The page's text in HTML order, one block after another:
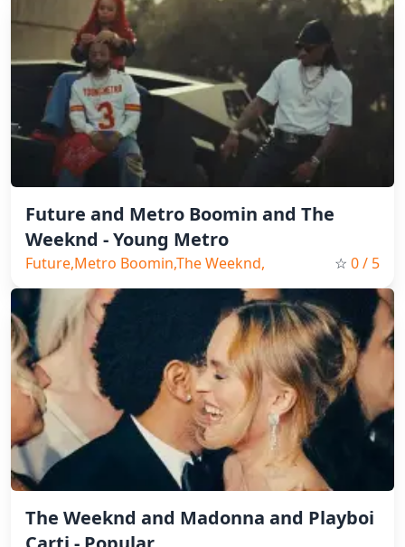
Future and Metro Boomin and The
Weeknd - Young Metro
Future,Metro Boomin,The Weeknd,
Pop, 2024
☆ 0/ 5
The Weeknd and Madonna and Playboi